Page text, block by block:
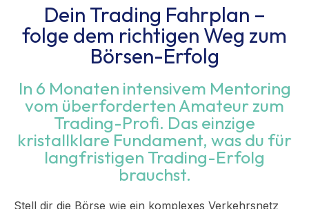
Dein Trading Fahrplan –
folge dem richtigen Weg zum
Börsen-Erfolg
In 6 Monaten intensivem Mentoring
vom überforderten Amateur zum
Trading-Profi. Das einzige
kristallklare Fundament, was du für
langfristigen Trading-Erfolg
brauchst.
Stell dir die Börse wie ein komplexes Verkehrsnetz